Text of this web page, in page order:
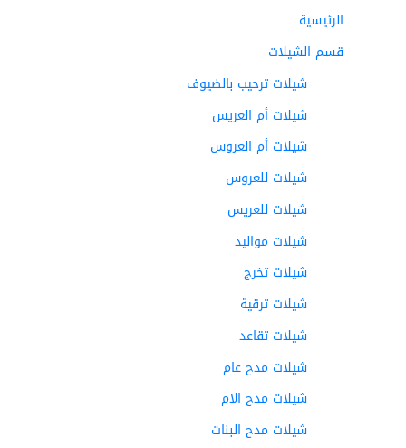
الرئيسية
قسم الشيلات
شيلات ترحيب بالضيوف
شيلات أم العريس
شيلات أم العروس
شيلات للعروس
شيلات للعريس
شيلات مواليد
شيلات تخرج
شيلات ترقية
شيلات تقاعد
شيلات مدح عام
شيلات مدح الام
شيلات مدح البنات